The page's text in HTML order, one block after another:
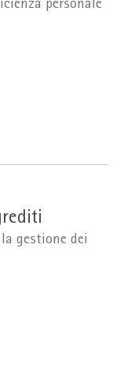
personale
gestione dei